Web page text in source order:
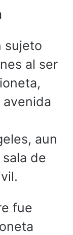
sujeto
al ser
aun
de
fue